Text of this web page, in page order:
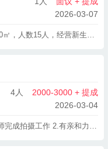
2026-03-07
我们是一家儿童摄影，经营面积800㎡，人数15人，经营新生上门拍摄，店内小童，大童，孕妈照，亲子照全家福，现在招聘一组招聘三组全类拍摄摄影师，欢迎各位咨询
4人
2000-3000 + 提成
2026-03-04
1.积极主动，吃苦耐劳，协助摄影师完成拍摄工作 2.有亲和力，活泼开朗的性格 3.有耐心，爱心，责任心 职位福利：底薪+提成+保险+全勤+工龄奖